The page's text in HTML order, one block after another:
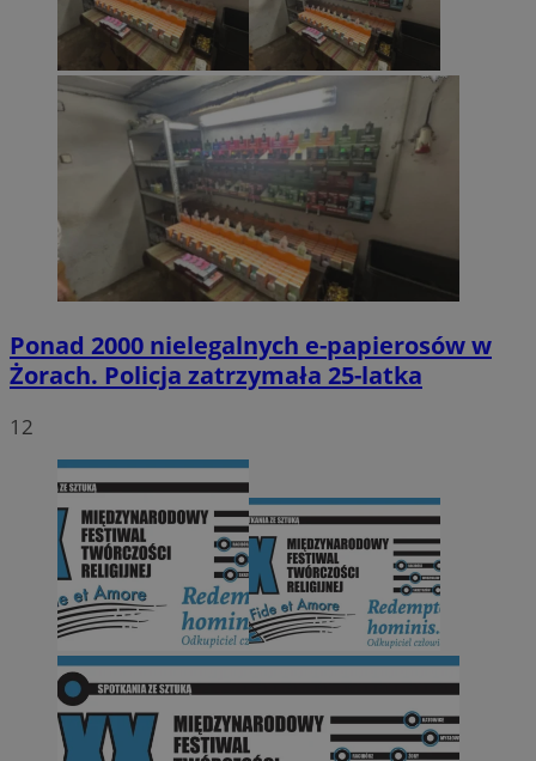
Ponad 2000 nielegalnych e-papierosów w
Żorach. Policja zatrzymała 25-latka
12